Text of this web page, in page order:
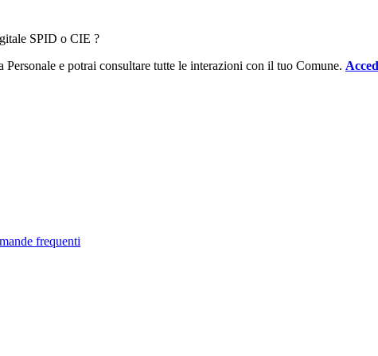
SPID o CIE ?
e potrai consultare tutte le interazioni con il tuo Comune.
frequenti